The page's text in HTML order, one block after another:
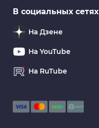
В социальных сетях
На Дзене
На YouTube
На RuTube